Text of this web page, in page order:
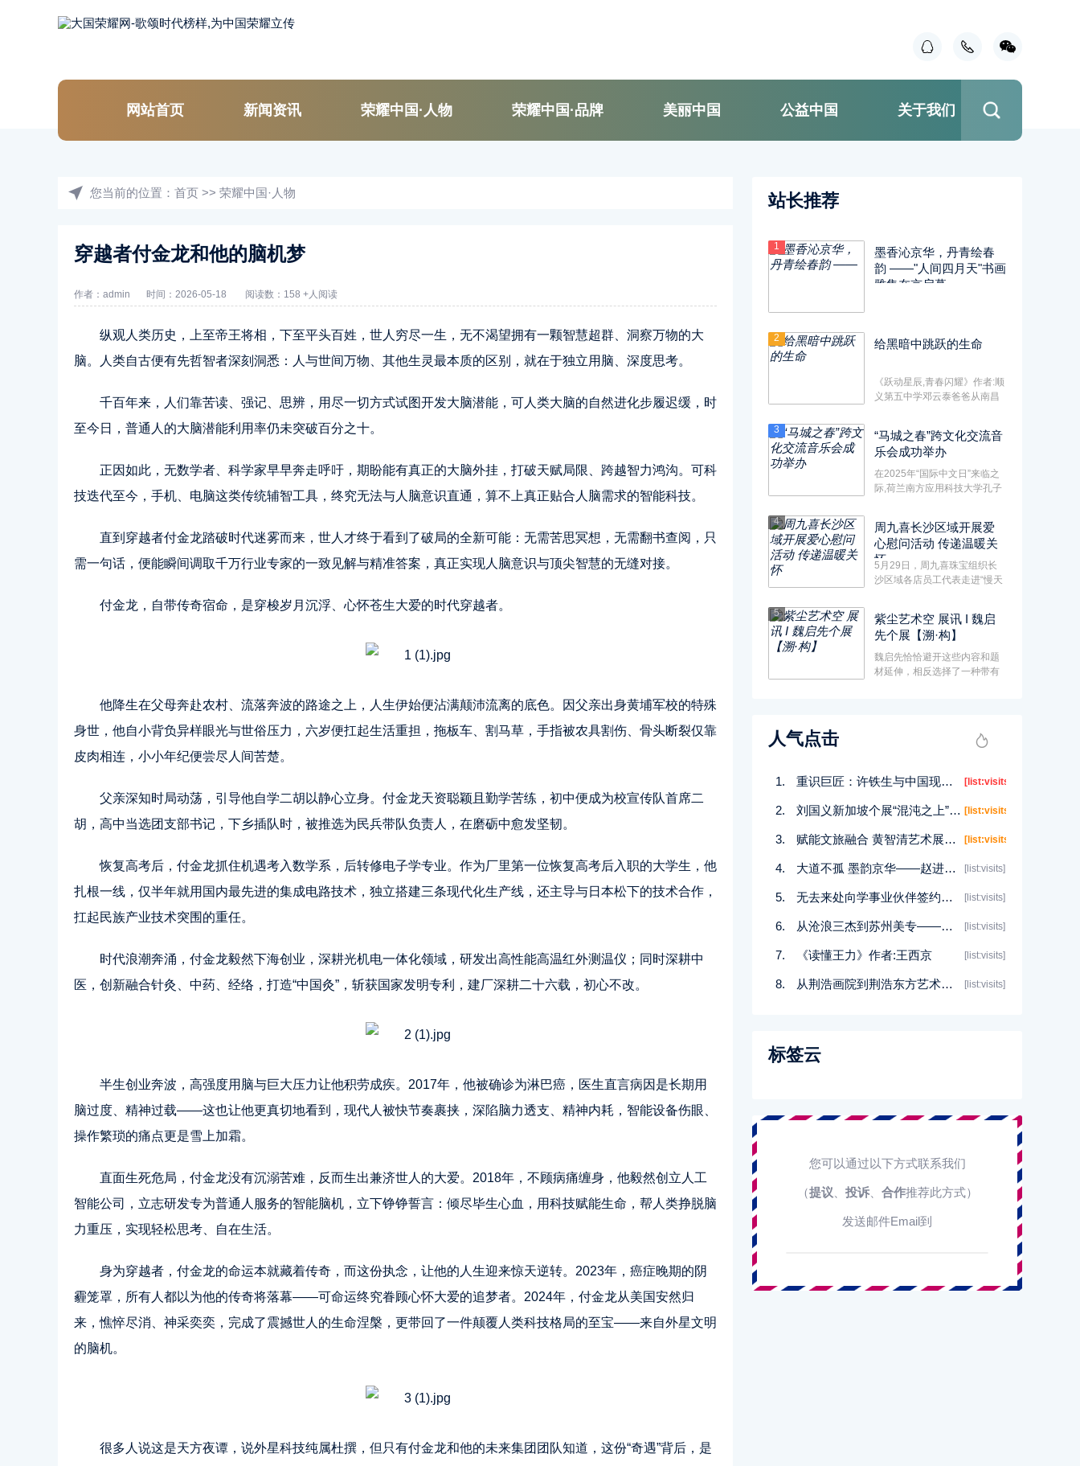
网站首页 新闻资讯 荣耀中国·人物 荣耀中国·品牌 美丽中国 公益中国 关于我们
您当前的位置： 首页 >> 荣耀中国·人物
穿越者付金龙和他的脑机梦
作者：admin 时间：2026-05-18 阅读数：158 +人阅读
纵观人类历史，上至帝王将相，下至平头百姓，世人穷尽一生，无不渴望拥有一颗智慧超群、洞察万物的大
脑。人类自古便有先哲智者深刻洞悉：人与世间万物、其他生灵最本质的区别，就在于独立用脑、深度思考。
千百年来，人们靠苦读、强记、思辨，用尽一切方式试图开发大脑潜能，可人类大脑的自然进化步履迟缓，时
至今日，普通人的大脑潜能利用率仍未突破百分之十。
正因如此，无数学者、科学家早早奔走呼吁，期盼能有真正的大脑外挂，打破天赋局限、跨越智力鸿沟。可科
技迭代至今，手机、电脑这类传统辅智工具，终究无法与人脑意识直通，算不上真正贴合人脑需求的智能科技。
直到穿越者付金龙踏破时代迷雾而来，世人才终于看到了破局的全新可能：无需苦思冥想，无需翻书查阅，只
需一句话，便能瞬间调取千万行业专家的一致见解与精准答案，真正实现人脑意识与顶尖智慧的无缝对接。
付金龙，自带传奇宿命，是穿梭岁月沉浮、心怀苍生大爱的时代穿越者。
他降生在父母奔赴农村、流落奔波的路途之上，人生伊始便沾满颠沛流离的底色。因父亲出身黄埔军校的特殊
身世，他自小背负异样眼光与世俗压力，六岁便扛起生活重担，拖板车、割马草，手指被农具割伤、骨头断裂仅靠
皮肉相连，小小年纪便尝尽人间苦楚。
父亲深知时局动荡，引导他自学二胡以静心立身。付金龙天资聪颖且勤学苦练，初中便成为校宣传队首席二
胡，高中当选团支部书记，下乡插队时，被推选为民兵带队负责人，在磨砺中愈发坚韧。
恢复高考后，付金龙抓住机遇考入数学系，后转修电子学专业。作为厂里第一位恢复高考后入职的大学生，他
扎根一线，仅半年就用国内最先进的集成电路技术，独立搭建三条现代化生产线，还主导与日本松下的技术合作，
扛起民族产业技术突围的重任。
时代浪潮奔涌，付金龙毅然下海创业，深耕光机电一体化领域，研发出高性能高温红外测温仪；同时深耕中
医，创新融合针灸、中药、经络，打造“中国灸”，斩获国家发明专利，建厂深耕二十六载，初心不改。
半生创业奔波，高强度用脑与巨大压力让他积劳成疾。2017年，他被确诊为淋巴癌，医生直言病因是长期用
脑过度、精神过载——这也让他更真切地看到，现代人被快节奏裹挟，深陷脑力透支、精神内耗，智能设备伤眼、
操作繁琐的痛点更是雪上加霜。
直面生死危局，付金龙没有沉溺苦难，反而生出兼济世人的大爱。2018年，不顾病痛缠身，他毅然创立人工
智能公司，立志研发专为普通人服务的智能脑机，立下铮铮誓言：倾尽毕生心血，用科技赋能生命，帮人类挣脱脑
力重压，实现轻松思考、自在生活。
身为穿越者，付金龙的命运本就藏着传奇，而这份执念，让他的人生迎来惊天逆转。2023年，癌症晚期的阴
霾笼罩，所有人都以为他的传奇将落幕——可命运终究眷顾心怀大爱的追梦者。2024年，付金龙从美国安然归
来，憔悴尽消、神采奕奕，完成了震撼世人的生命涅槃，更带回了一件颠覆人类科技格局的至宝——来自外星文明
的脑机。
很多人说这是天方夜谭，说外星科技纯属杜撰，但只有付金龙和他的未来集团团队知道，这份“奇遇”背后，是
站长推荐
1
墨香沁京华，丹青绘春
韵 ——"人间四月天"书画
雅集在京启幕
2 给黑暗中跳跃的生命
《跃动星辰,青春闪耀》作者:顺
义第五中学邓云泰爸爸从南昌
3
“马城之春”跨文化交流音
乐会成功举办
在2025年“国际中文日”来临之
际,荷兰南方应用科技大学孔子
4
周九喜长沙区域开展爱
心慰问活动 传递温暖关
怀
5月29日，周九喜珠宝组织长
沙区域各店员工代表走进“慢天
5
紫尘艺术空 展讯 I 魏启
先个展【溯·构】
魏启先恰恰避开这些内容和题
材延伸，相反选择了一种带有
人气点击
重识巨匠：许铁生与中国现代艺术的南洋之路 [list:visits]
刘国义新加坡个展“混沌之上”开幕：用超现实语言重构东方灵性美学 [list:visits]
赋能文旅融合 黄智清艺术展在泰宁山谷开幕 [list:visits]
大道不孤 墨韵京华——赵进才国画艺术展在京开幕 [list:visits]
无去来处向学事业伙伴签约盛典暨个人香铺工作室战略发布 [list:visits]
从沧浪三杰到苏州美专——半部中国近代艺术史 [list:visits]
《读懂王力》作者:王西京 [list:visits]
从荆浩画院到荆浩东方艺术奖：华鼎奖集团的文化战略布局 [list:visits]
标签云
您可以通过以下方式联系我们
（提议 投诉、 合作推荐此方式）
发送邮件Email到